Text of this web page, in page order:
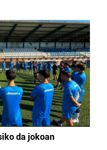
eta hirugarrenen cookie-
esperientzia eta
cookie teknologiaz
gero, teknologia hori
ematen diguzu.Gehiago
da jokoan